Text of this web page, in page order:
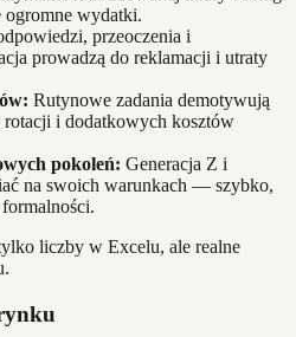
ogromne wydatki.
przeoczenia i
prowadzą do reklamacji i utraty
Rutynowe zadania demotywują
rotacji i dodatkowych kosztów
pokoleń: Generacja Z i
na swoich warunkach — szybko,
liczby w Excelu, ale realne